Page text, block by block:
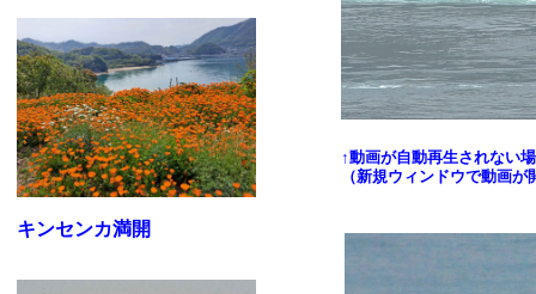
キンセンカ満開
↑動画が自動再生されない
（新規ウィンドウで動画が